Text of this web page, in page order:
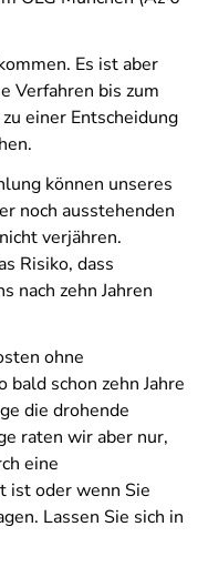
Es ist aber
Verfahren bis zum
einer Entscheidung
können unseres
noch ausstehenden
verjähren.
Risiko, dass
nach zehn Jahren
ohne
schon zehn Jahre
die drohende
raten wir aber nur,
eine
ist oder wenn Sie
Lassen Sie sich in